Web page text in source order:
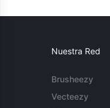
Nuestra Red
Brusheezy
Vecteezy